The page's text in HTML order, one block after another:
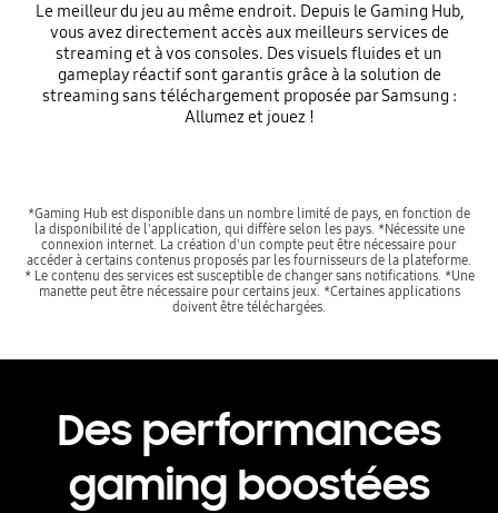
Le meilleur du jeu au même endroit. Depuis le Gaming Hub,
vous avez directement accès aux meilleurs services de
streaming et à vos consoles. Des visuels fluides et un
gameplay réactif sont garantis grâce à la solution de
streaming sans téléchargement proposée par Samsung :
Allumez et jouez !
*Gaming Hub est disponible dans un nombre limité de pays, en fonction de
la disponibilité de l'application, qui diffère selon les pays. *Nécessite une
connexion internet. La création d'un compte peut être nécessaire pour
accéder à certains contenus proposés par les fournisseurs de la plateforme.
* Le contenu des services est susceptible de changer sans notifications. *Une
manette peut être nécessaire pour certains jeux. *Certaines applications
doivent être téléchargées.
Des performances
gaming boostées